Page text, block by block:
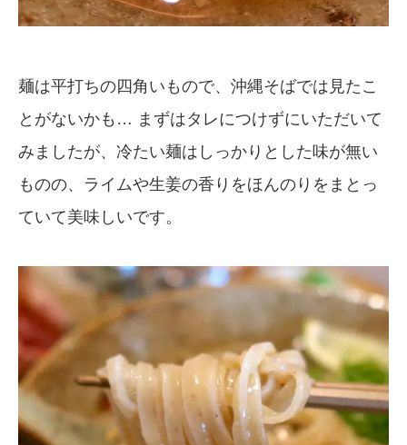
麺は平打ちの四角いもので、沖縄そばでは見たこ
とがないかも… まずはタレにつけずにいただいて
みましたが、冷たい麺はしっかりとした味が無い
ものの、ライムや生姜の香りをほんのりをまとっ
ていて美味しいです。